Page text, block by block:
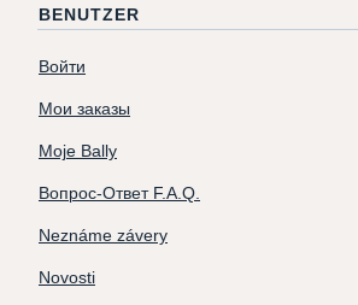
BENUTZER
Войти
Мои заказы
Moje Bally
Вопрос-Ответ F.A.Q.
Neznáme závery
Novosti